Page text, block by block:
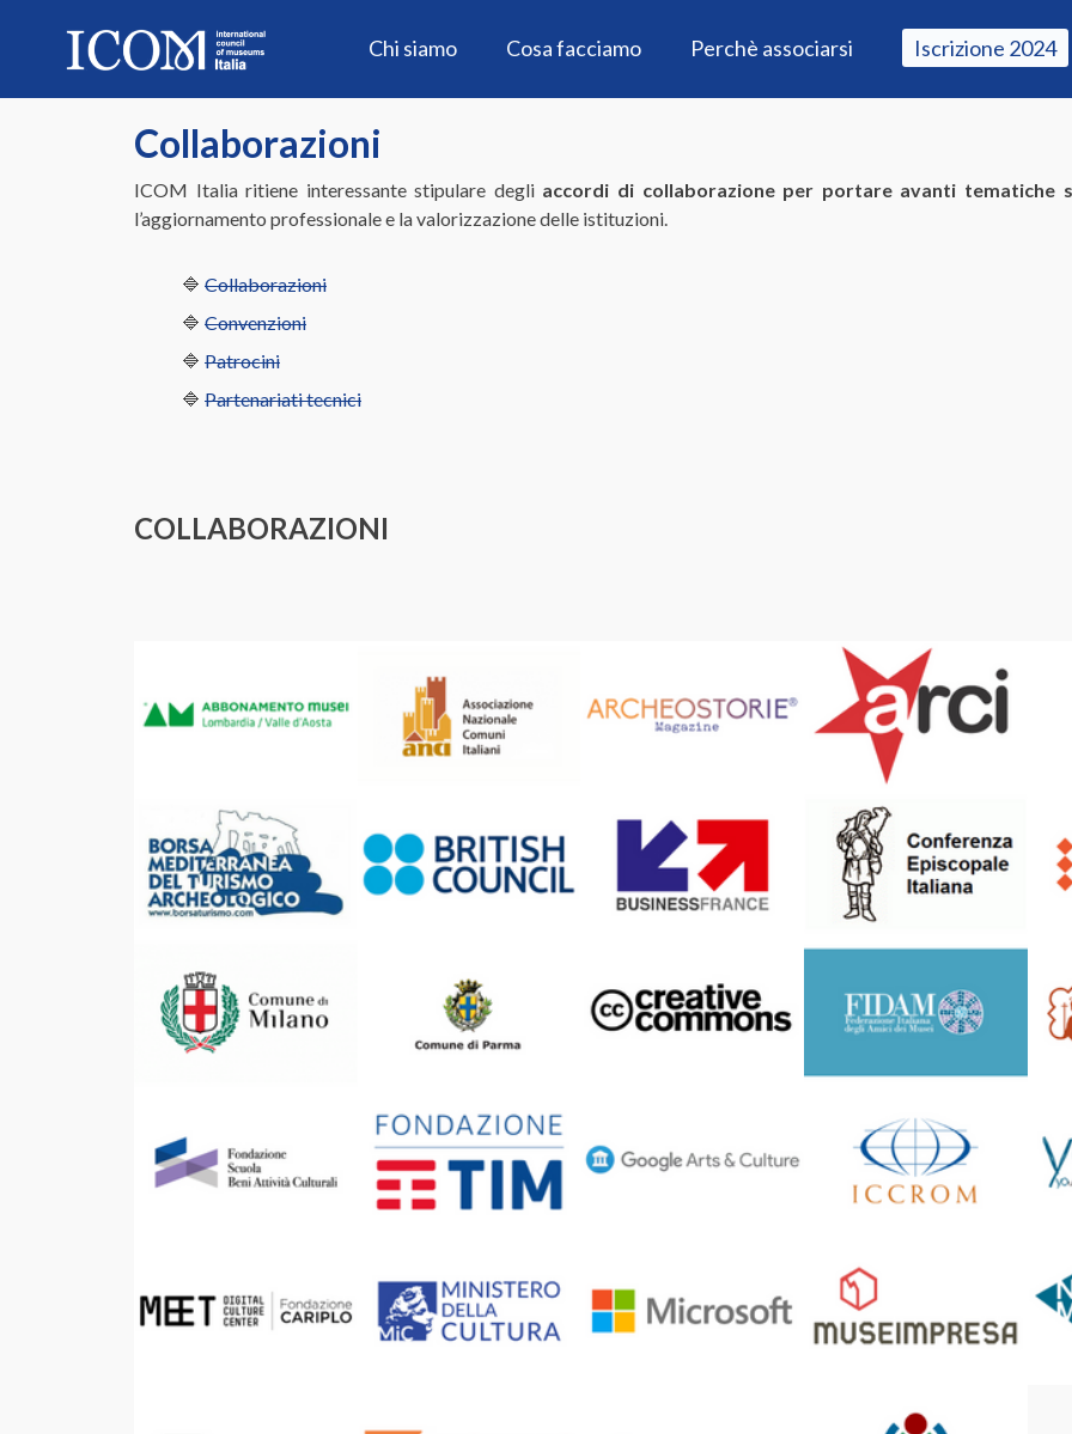
Chi siamo Cosa facciamo Perchè associarsi Iscrizione 2024
Collaborazioni
ICOM Italia ritiene interessante stipulare degli accordi di collaborazione per portare avanti tematiche
l’aggiornamento professionale e la valorizzazione delle istituzioni.
🔷 Collaborazioni
🔷 Convenzioni
🔷 Patrocini
🔷 Partenariati tecnici
COLLABORAZIONI